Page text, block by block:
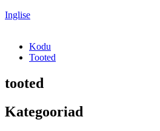
Inglise
Kodu
Tooted
tooted
Kategooriad